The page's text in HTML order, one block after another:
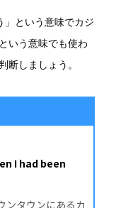
」という意味でカジ
いう意味でも使わ
断しましょう。
I had been
ンタウンにあるカ